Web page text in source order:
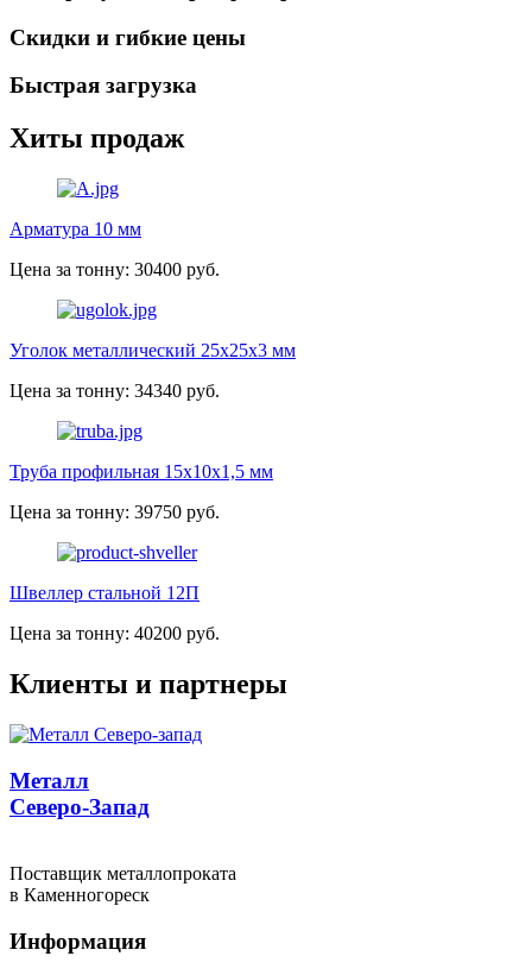
Скидки и гибкие цены
Быстрая загрузка
Хиты продаж
Арматура 10 мм
Цена за тонну: 30400 руб.
Уголок металлический 25х25х3 мм
Цена за тонну: 34340 руб.
Труба профильная 15х10х1,5 мм
Цена за тонну: 39750 руб.
Швеллер стальной 12П
Цена за тонну: 40200 руб.
Клиенты и партнеры
Металл
Северо-Запад
Поставщик металлопроката
в Каменногореск
Информация